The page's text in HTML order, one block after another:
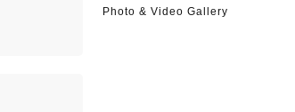
Photo & Video Gallery